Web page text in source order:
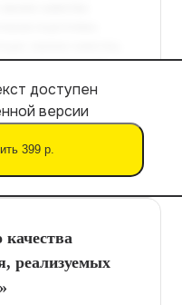
доступен
версии
399 р.
реализуемых